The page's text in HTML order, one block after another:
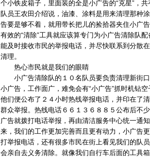
个小铁皮箱子，里面装的全是小广告的“克星”，
队员王农田介绍说，油漆、涂料是用来清理那种
告要是够不着，就用带长把儿的捡拾器夹住小广
有效的“清除”工具就应该算专门为小广告清除队
能及时接收市民的举报电话，并尽快联系到分散
清理。
热心市民就是我们的眼睛
小广告清除队的１０名队员要负责清理新街口
小广告，工作面广，难免会有“小广告”抓时机钻
他们便公布了２４小时热线举报电话，并印在了
群众举报。热线电话６６１３６８８５公布后不
广告就拨打电话举报，再由清洁服务中心统一通
来，我们的工作更加完善而且更有动力，小广告
打举报电话，还有很多市民在街上看见我们的队
会亲自去义务清除。就像我们自行车后面的工具